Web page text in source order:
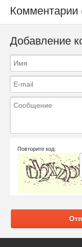
Комментарии
Добавление
Повторите код: